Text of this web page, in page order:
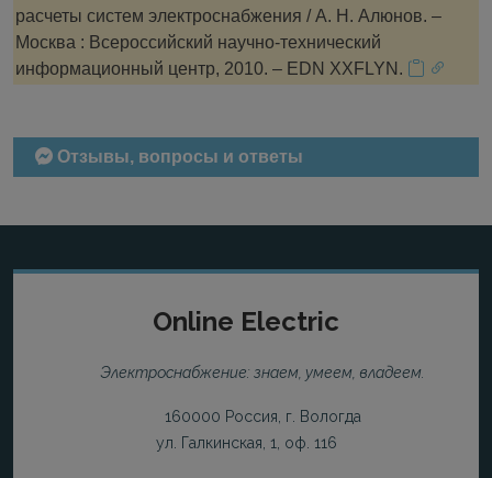
расчеты систем электроснабжения / А. Н. Алюнов. –
Москва : Всероссийский научно-технический
информационный центр, 2010. – EDN XXFLYN.
Отзывы, вопросы и ответы
Online Electric
Электроснабжение: знаем, умеем, владеем.
160000 Россия, г. Вологда
ул. Галкинская, 1, оф. 116